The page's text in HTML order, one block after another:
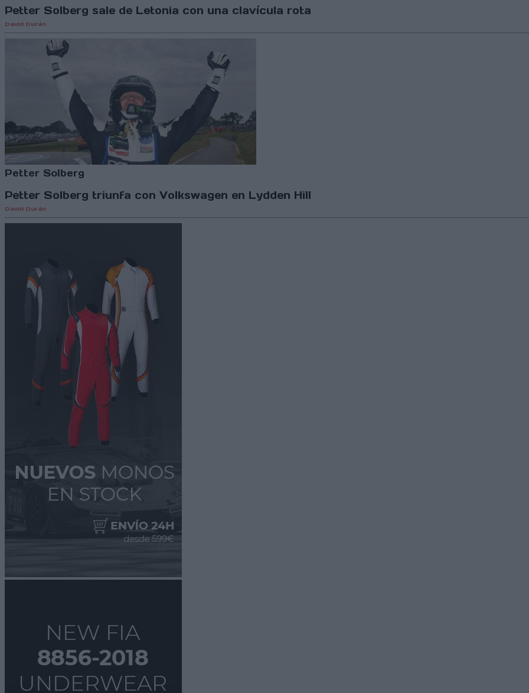
Petter Solberg sale de Letonia con una clavícula rota
David Durán
Petter Solberg
Petter Solberg triunfa con Volkswagen en Lydden Hill
David Durán